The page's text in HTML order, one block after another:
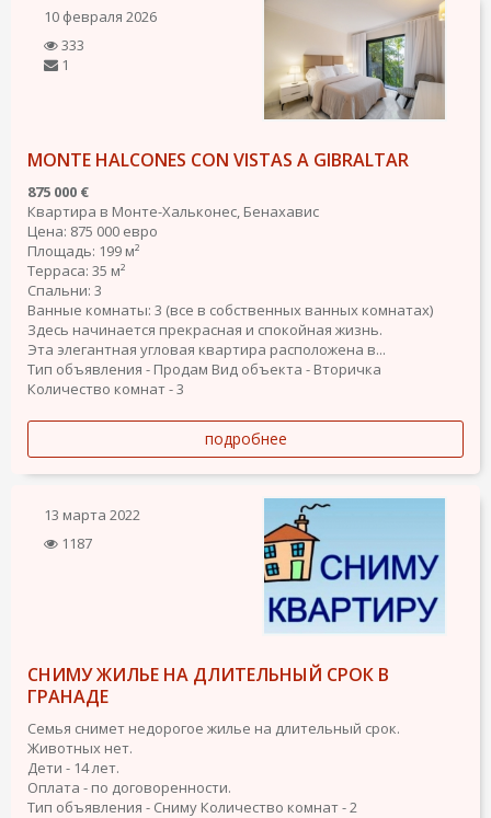
10 февраля 2026
333
1
MONTE HALCONES CON VISTAS A GIBRALTAR
875 000 €
Квартира в Монте-Хальконес, Бенахавис
Цена: 875 000 евро
Площадь: 199 м²
Терраса: 35 м²
Спальни: 3
Ванные комнаты: 3 (все в собственных ванных комнатах)
Здесь начинается прекрасная и спокойная жизнь.
Эта элегантная угловая квартира расположена в...
Тип объявления - Продам Вид объекта - Вторичка
Количество комнат - 3
подробнее
13 марта 2022
1187
СНИМУ ЖИЛЬЕ НА ДЛИТЕЛЬНЫЙ СРОК В
ГРАНАДЕ
Семья снимет недорогое жилье на длительный срок.
Животных нет.
Дети - 14 лет.
Оплата - по договоренности.
Тип объявления - Сниму Количество комнат - 2